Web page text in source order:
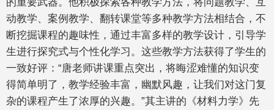
动教学、案例教学、翻转课堂等多种教学方法相结合，不
断挖掘课程的趣味性，通过丰富多样的教学设计，引导学
生进行探究式与个性化学习。这些教学方法获得了学生的
一致好评：“唐老师讲课重点突出，将晦涩难懂的知识变
得简单明了，教学经验丰富，幽默风趣，让我们对这门复
杂的课程产生了浓厚的兴趣。”其主讲的《材料力学》先